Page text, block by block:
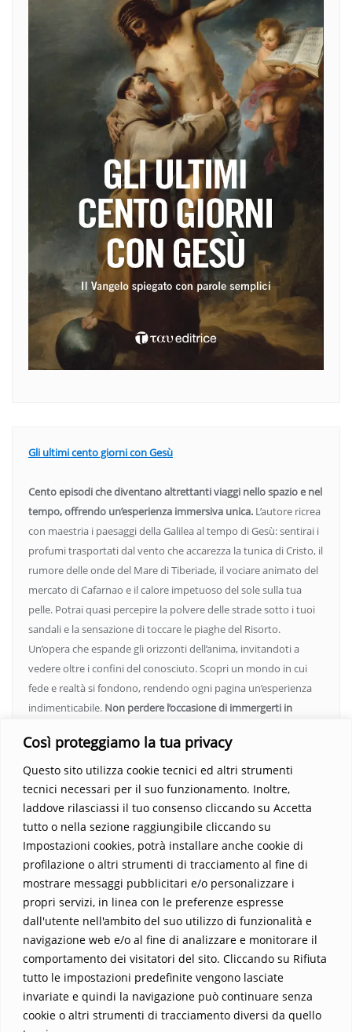
Così proteggiamo la tua privacy
Questo sito utilizza cookie tecnici ed altri strumenti
tecnici necessari per il suo funzionamento. Inoltre,
laddove rilasciassi il tuo consenso cliccando su Accetta
tutto o nella sezione raggiungibile cliccando su
Impostazioni cookies, potrà installare anche cookie di
profilazione o altri strumenti di tracciamento al fine di
mostrare messaggi pubblicitari e/o personalizzare i
propri servizi, in linea con le preferenze espresse
dall'utente nell'ambito del suo utilizzo di funzionalità e
navigazione web e/o al fine di analizzare e monitorare il
comportamento dei visitatori del sito. Cliccando su Rifiuta
tutto le impostazioni predefinite vengono lasciate
invariate e quindi la navigazione può continuare senza
cookie o altri strumenti di tracciamento diversi da quello
Gli ultimi cento giorni con Gesù
Cento episodi che diventano altrettanti viaggi nello spazio e nel
tempo, offrendo un’esperienza immersiva unica. L’autore ricrea
con maestria i paesaggi della Galilea al tempo di Gesù: sentirai i
profumi trasportati dal vento che accarezza la tunica di Cristo, il
rumore delle onde del Mare di Tiberiade, il vociare animato del
mercato di Cafarnao e il calore impetuoso del sole sulla tua
pelle. Potrai quasi percepire la polvere delle strade sotto i tuoi
sandali e la sensazione di toccare le piaghe del Risorto.
Un’opera che espande gli orizzonti dell’anima, invitandoti a
vedere oltre i confini del conosciuto. Scopri un mondo in cui
fede e realtà si fondono, rendendo ogni pagina un’esperienza
indimenticabile. Non perdere l’occasione di immergerti in
Parola trasformi la tua vita.
Home Contatti
Sostieni La Buona Parola – dona 5 €, 10 €, 25 €… il tuo contributo
conta
Chi sono? Alessandro Ginotta, scrittore
I viaggi dell’anima
Catechesi